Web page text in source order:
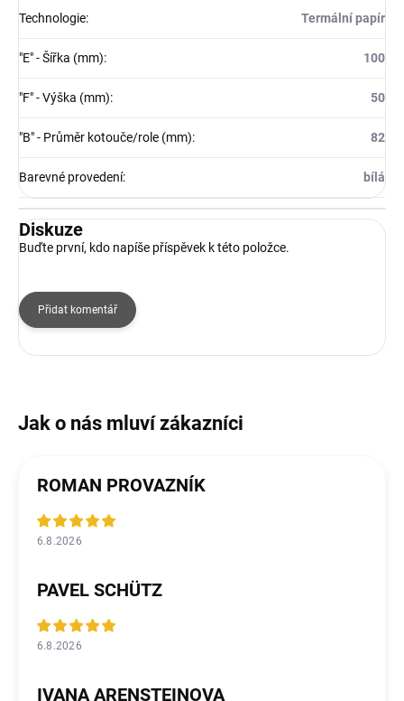
Technologie: Termální papír
"E" - Šířka (mm): 100
"F" - Výška (mm): 50
"B" - Průměr kotouče/role (mm): 82
Barevné provedení: bílá
Diskuze
Buďte první, kdo napíše příspěvek k této položce.
Přidat komentář
ROMAN PROVAZNÍK
6.8.2026
PAVEL SCHÜTZ
6.8.2026
IVANA ARENSTEINOVA